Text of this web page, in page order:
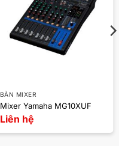
BÀN MIXER
Mixer Yamaha MG10XUF
Liên hệ